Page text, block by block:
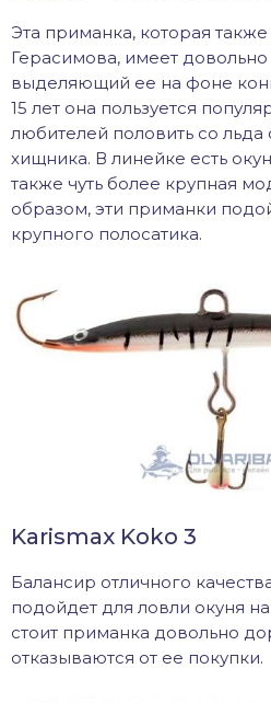
Эта приманка, которая
Герасимова, имеет
выделяющий ее на фоне
15 лет она пользуется
любителей половить со льда
хищника. В линейке есть
также чуть более крупная
образом, эти приманки
крупного полосатика.
Karismax Koko 3
Балансир отличного
подойдет для ловли окуня
стоит приманка довольно
отказываются от ее покупки.